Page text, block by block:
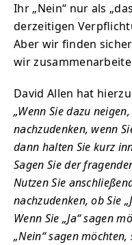
Ihr „Nein“ nur als
derzeitigen
Aber wir finden
wir
David Allen hat
„Wenn Sie dazu
nachzudenken, wenn
dann halten Sie kurz
Sagen Sie der
Nutzen Sie
nachzudenken, ob Sie
Wenn Sie „Ja“ sagen
„Nein“ sagen